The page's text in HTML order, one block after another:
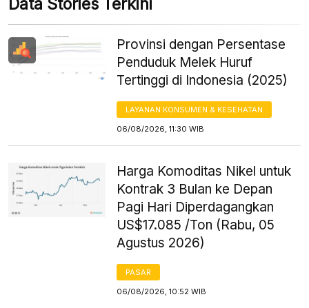
Data Stories Terkini
Provinsi dengan Persentase
Penduduk Melek Huruf
Tertinggi di Indonesia (2025)
LAYANAN KONSUMEN & KESEHATAN
06/08/2026, 11:30 WIB
Harga Komoditas Nikel untuk
Kontrak 3 Bulan ke Depan
Pagi Hari Diperdagangkan
US$17.085 /Ton (Rabu, 05
Agustus 2026)
PASAR
06/08/2026, 10:52 WIB